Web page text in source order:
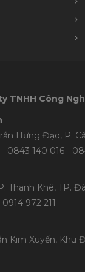
TNHH Công
Hưng Đạo, P.
0843 140 016 -
Thanh Khê, TP.
972 211
Kim Xuyến, Khu